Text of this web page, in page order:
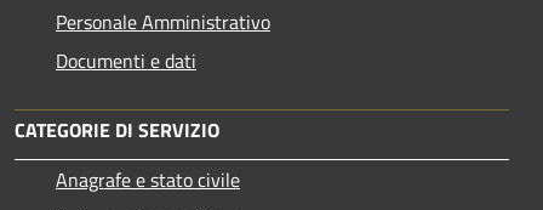
Personale Amministrativo
Documenti e dati
CATEGORIE DI SERVIZIO
Anagrafe e stato civile